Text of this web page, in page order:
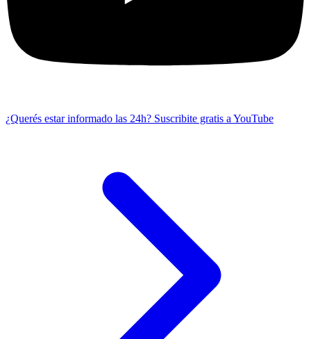
¿Querés estar informado las 24h? Suscribite gratis a YouTube